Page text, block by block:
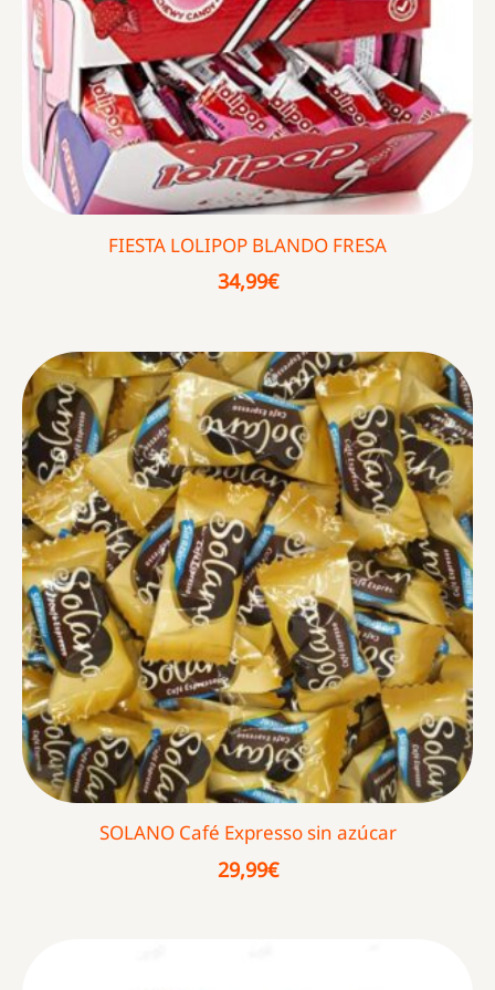
FIESTA LOLIPOP BLANDO FRESA
34,99€
SOLANO Café Expresso sin azúcar
29,99€